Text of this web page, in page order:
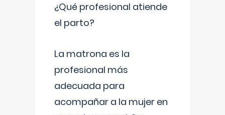
¿Qué profesional atiende
el parto?
La matrona es la
profesional más
adecuada para
acompañar a la mujer en